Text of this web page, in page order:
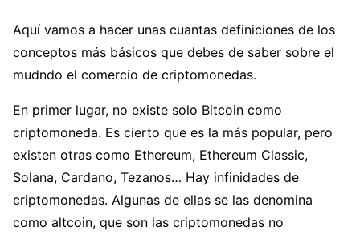
Aquí vamos a hacer unas cuantas definiciones de los
conceptos más básicos que debes de saber sobre el
mudndo el comercio de criptomonedas.
En primer lugar, no existe solo Bitcoin como
criptomoneda. Es cierto que es la más popular, pero
existen otras como Ethereum, Ethereum Classic,
Solana, Cardano, Tezanos… Hay infinidades de
criptomonedas. Algunas de ellas se las denomina
como altcoin, que son las criptomonedas no